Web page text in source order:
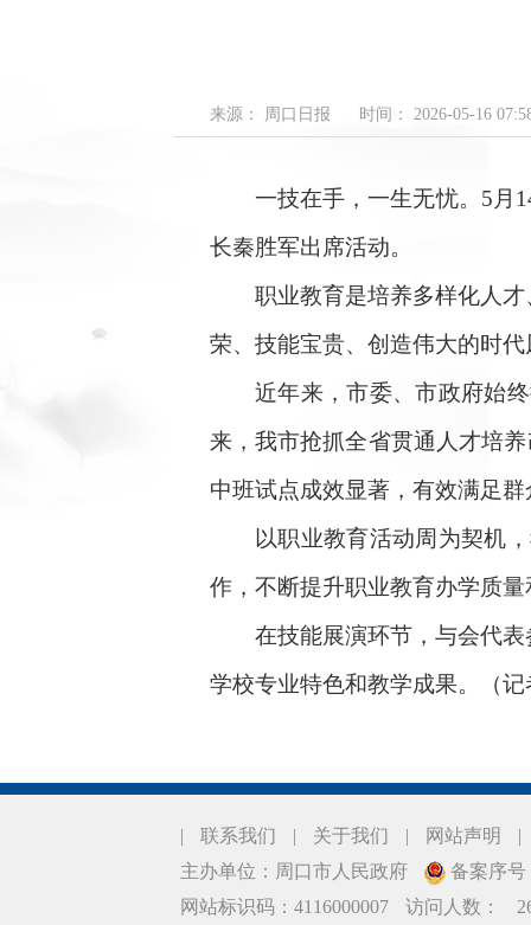
来源： 周口日报 时间： 2026-05-16
一技在手，一生无忧。5月14
长秦胜军出席活动。
职业教育是培养多样化人才
荣、技能宝贵、创造伟大的时
近年来，市委、市政府始终
来，我市抢抓全省贯通人才培
中班试点成效显著，有效满足
以职业教育活动周为契机，
作，不断提升职业教育办学质
在技能展演环节，与会代表
学校专业特色和教学成果。（
| 联系我们 | 关于我们 | 网站声明
|
主办单位：周口市人民政府
备案序号
网站标识码：4116000007
访问人数：